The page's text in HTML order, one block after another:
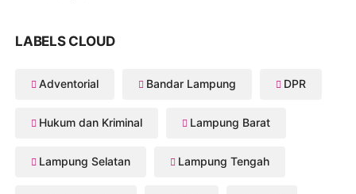
LABELS CLOUD
Adventorial Bandar Lampung DPR
Hukum dan Kriminal Lampung Barat
Lampung Selatan Lampung Tengah